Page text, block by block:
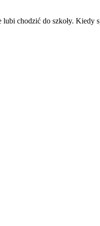
chodzić do szkoły. Kiedy